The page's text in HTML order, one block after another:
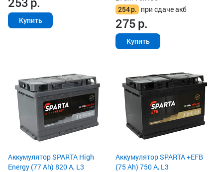
Купить
254р. при сдаче акб
275р.
Купить
Аккумулятор SPARTA High
Energy (77 Ah) 820 А, L3
Аккумулятор SPARTA +EFB
(75 Ah) 750 А, L3